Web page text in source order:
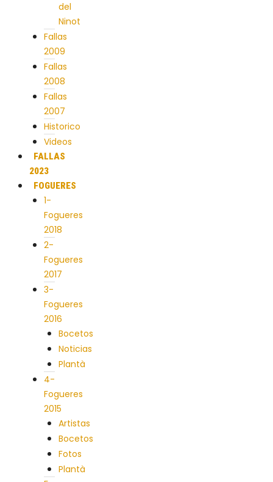
del
Ninot
Fallas
2009
Fallas
2008
Fallas
2007
Historico
Videos
FALLAS
2023
FOGUERES
1-
Fogueres
2018
2-
Fogueres
2017
3-
Fogueres
2016
Bocetos
Noticias
Plantà
4-
Fogueres
2015
Artistas
Bocetos
Fotos
Plantà